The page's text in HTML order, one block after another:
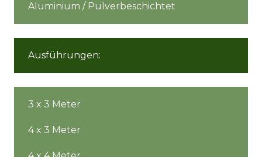
Aluminium / Pulverbeschichtet
Ausführungen:
3 x 3 Meter
4 x 3 Meter